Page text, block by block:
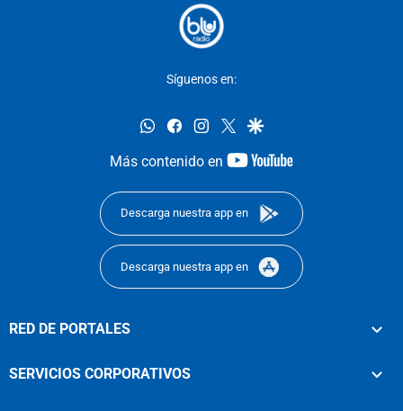
Síguenos en:
whatsappfacebookinstagram
twittergoogle
Más contenido en
youtube-
Descarga nuestra app en
Descarga nuestra app en
RED DE PORTALES
SERVICIOS CORPORATIVOS